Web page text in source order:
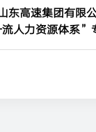
东高速集团有限
人力资源体系”